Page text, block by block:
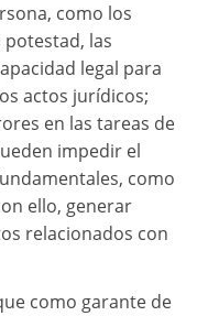
como los
las
legal para
actos jurídicos;
en las tareas de
impedir el
como
ello, generar
relacionados con
como garante de